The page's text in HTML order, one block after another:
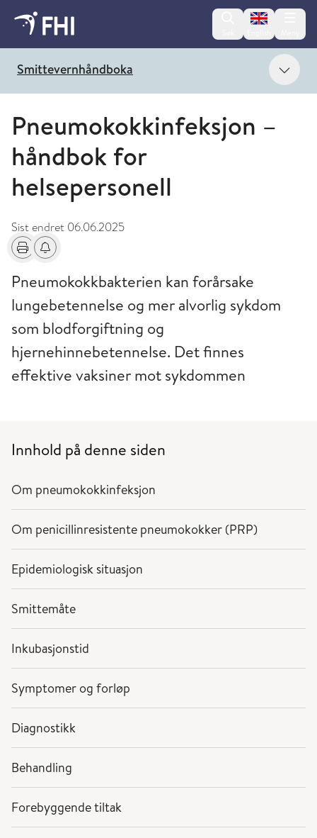
Change
Smittevernhåndboka Vis
Pneumokokkinfeksjon –
håndbok for
helsepersonell
Sist endret 06.06.2025
Skriv utFå varsel om endringer
Pneumokokkbakterien kan forårsake
lungebetennelse og mer alvorlig sykdom
som blodforgiftning og
hjernehinnebetennelse. Det finnes
effektive vaksiner mot sykdommen
Innhold på denne siden
Om pneumokokkinfeksjon
Om penicillinresistente pneumokokker (PRP)
Epidemiologisk situasjon
Smittemåte
Inkubasjonstid
Symptomer og forløp
Diagnostikk
Behandling
Forebyggende tiltak